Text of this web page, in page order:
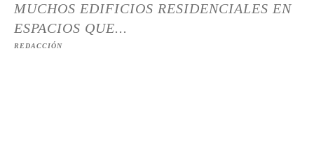
MUCHOS EDIFICIOS RESIDENCIALES EN
ESPACIOS QUE...
REDACCIÓN